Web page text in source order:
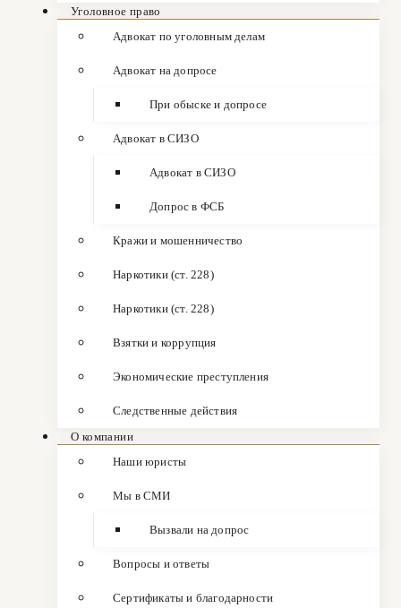
Уголовное право
Адвокат по уголовным делам
Адвокат на допросе
При обыске и допросе
Адвокат в СИЗО
Адвокат в СИЗО
Допрос в ФСБ
Кражи и мошенничество
Наркотики (ст. 228)
Наркотики (ст. 228)
Взятки и коррупция
Экономические преступления
Следственные действия
О компании
Наши юристы
Мы в СМИ
Вызвали на допрос
Вопросы и ответы
Сертификаты и благодарности